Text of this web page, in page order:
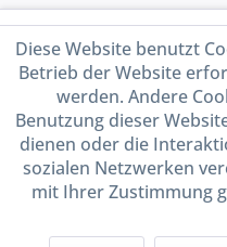
Shop Service
Informationen
Handel mit
durch DE-
Diese Website benutzt
Betrieb der Website
werden. Andere
Benutzung dieser
dienen oder die
sozialen Netzwerken
mit Ihrer Zustimmung